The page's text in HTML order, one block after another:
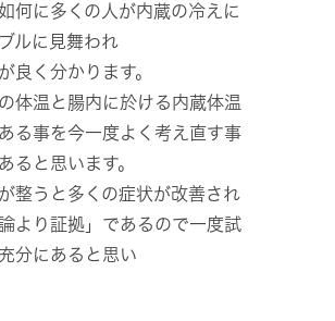
何に多くの人が内蔵の冷えに
ルに見舞われ
良く分かります。
温と腸内に於ける内蔵体温
る事を今一度よく考え直す事
ると思います。
整うと多くの症状が改善され
より証拠」であるので一度試
分にあると思い